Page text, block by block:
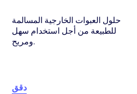
حلول العبوات الخارجية المسالمة
للطبيعة من أجل استخدام سهل
ومريح.
دقق